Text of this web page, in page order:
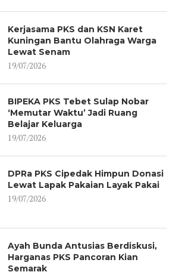
Kerjasama PKS dan KSN Karet
Kuningan Bantu Olahraga Warga
Lewat Senam
19/07/2026
BIPEKA PKS Tebet Sulap Nobar
‘Memutar Waktu’ Jadi Ruang
Belajar Keluarga
19/07/2026
DPRa PKS Cipedak Himpun Donasi
Lewat Lapak Pakaian Layak Pakai
19/07/2026
Ayah Bunda Antusias Berdiskusi,
Harganas PKS Pancoran Kian
Semarak